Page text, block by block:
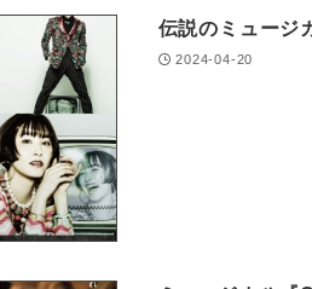
伝説のミュージ
2024-04-20